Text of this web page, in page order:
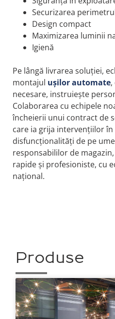
Securizarea
Design compact
Maximizarea luminii
Igienă
Pe lângă livrarea soluției,
montajul ușilor automate
necesare, instruiește
Colaborarea cu echipele
încheierii unui contract de
care ia grija intervențiilor
disfuncționalități de pe
responsabililor de
rapide și profesioniste, cu
național.
Produse